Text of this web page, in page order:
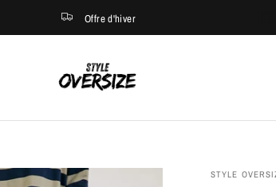
Offre d'hiver
STYLE